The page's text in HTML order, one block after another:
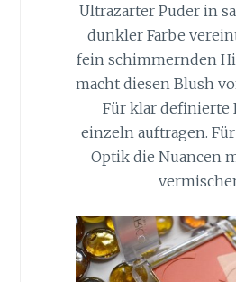
Ultrazarter Puder in
dunkler Farbe
fein schimmernden
macht diesen Blush
Für klar definierte
einzeln auftragen.
Optik die Nuancen